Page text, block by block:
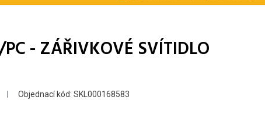
- ZÁŘIVKOVÉ SVÍTIDLO
Objednací kód: SKL000168583